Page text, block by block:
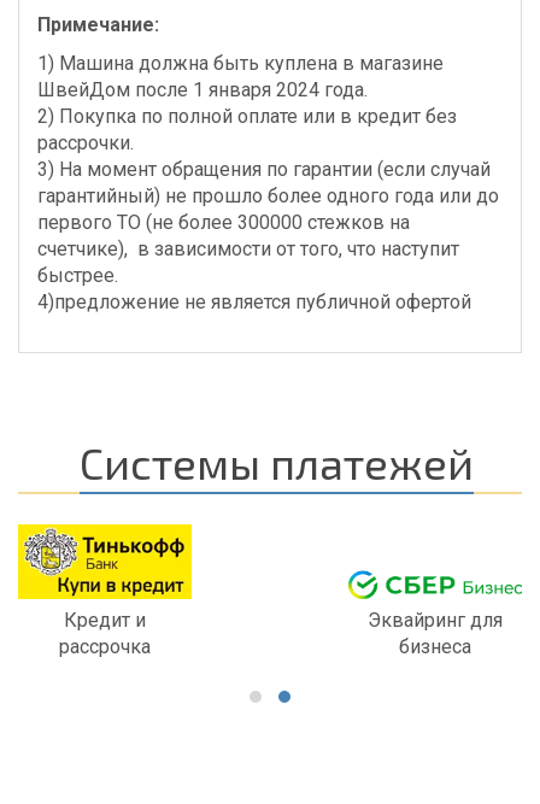
Примечание:
1) Машина должна быть куплена в магазине
ШвейДом после 1 января 2024 года.
2) Покупка по полной оплате или в кредит без
рассрочки.
3) На момент обращения по гарантии (если случай
гарантийный) не прошло более одного года или до
первого ТО (не более 300000 стежков на
счетчике), в зависимости от того, что наступит
быстрее.
4)предложение не является публичной офертой
Системы платежей
Кредит и
рассрочка
Эквайринг для
бизнеса